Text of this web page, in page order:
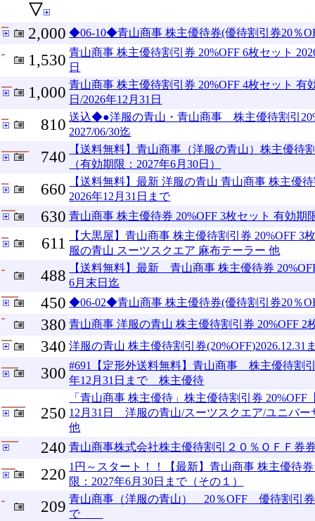
▽
2,000 ◆06-10◆青山商事 株主優待券(優待割引券20％
1,530 青山商事 株主優待割引券 20%OFF 6枚セット
日
1,000 青山商事 株主優待割引券 20%OFF 4枚セット 有
日/2026年12月31日
810 送込◆●洋服の青山・青山商事 株主優待割引
2027/06/30迄
740
【送料無料】青山商事（洋服の青山）株主優
（有効期限：2027年6月30日）
660
【送料無料】最新 洋服の青山 青山商事 株主優
2026年12月31日まで
630 青山商事 株主優待券 20%OFF 3枚セット 有効期
611
【大黒屋】青山商事 株主優待割引券 20%OFF 3
服の青山 スーツスクエア 麻布テーラー 他
488
【送料無料】最新 青山商事 株主優待券
6月末日迄
450 ◆06-02◆青山商事 株主優待券(優待割引券20％
380 青山商事 洋服の青山 株主優待割引券 20%OFF 2
340 洋服の青山 株主優待割引券(20%OFF)2026.12.31
300 #691【定形外送料無料】青山商事 株主優待
年12月31日まで 株主優待
250
「青山商事 株主優待」株主優待割引券 20%OFF
12月31日 洋服の青山/スーツスクエア/ユニバー
他
240 青山商事株式会社株主優待割引２０％ＯＦＦ券
220 1円～スタート！！【最新】青山商事 株主優待
限：2027年6月30日まで（その１）
209 青山商事（洋服の青山） 20％OFF 優待割引
で